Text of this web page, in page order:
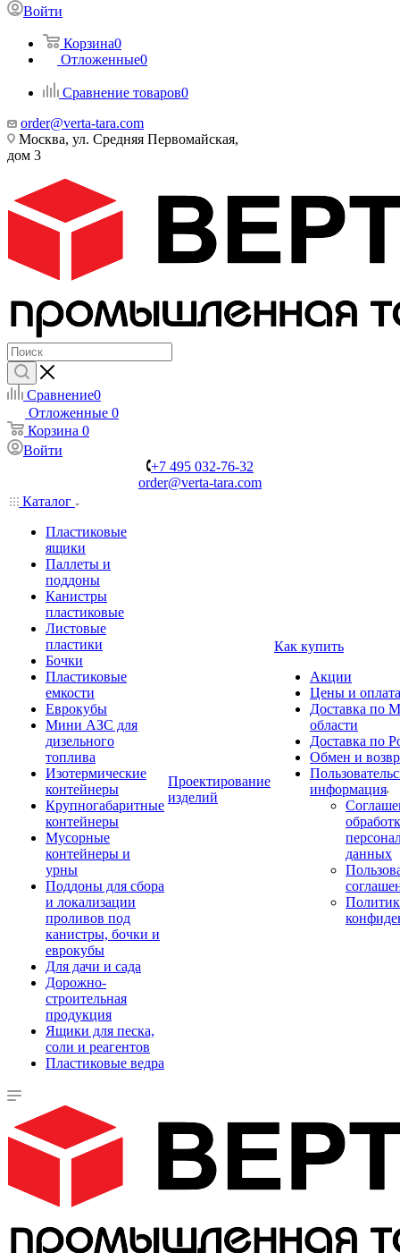
Войти
Корзина0
Отложенные0
Сравнение товаров0
order@verta-tara.com
Москва, ул. Средняя Первомайская,
дом 3
Сравнение0
Отложенные 0
Корзина 0
Войти
+7 495 032-76-32
order@verta-tara.com
Каталог
Пластиковые
ящики
Паллеты и
поддоны
Канистры
пластиковые
Листовые
пластики
Бочки
Пластиковые
емкости
Еврокубы
Мини АЗС для
дизельного
топлива
Изотермические
контейнеры
Крупногабаритные
контейнеры
Мусорные
контейнеры и
урны
Поддоны для сбора
и локализации
проливов под
канистры, бочки и
еврокубы
Для дачи и сада
Дорожно-
строительная
продукция
Ящики для песка,
соли и реагентов
Пластиковые ведра
Проектирование
изделий
Как купить
Акции
Цены и оплата
Доставка по
области
Доставка по
Обмен и
информация
данных